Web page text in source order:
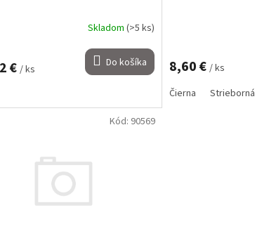
Skladom (>5 ks)
€ / ks Do košíka 8,60 € / ks
Čierna Strieborná
Kód: 90569